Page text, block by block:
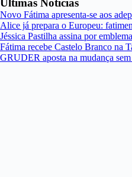
Últimas Notícias
Novo Fátima apresenta-se aos
Alice já prepara o Europeu:
Jéssica Pastilha assina por
Fátima recebe Castelo Branco na
GRUDER aposta na mudança